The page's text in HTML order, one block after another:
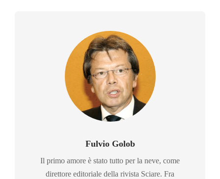
Fulvio Golob
Il primo amore è stato tutto per la neve, come
direttore editoriale della rivista Sciare. Fra